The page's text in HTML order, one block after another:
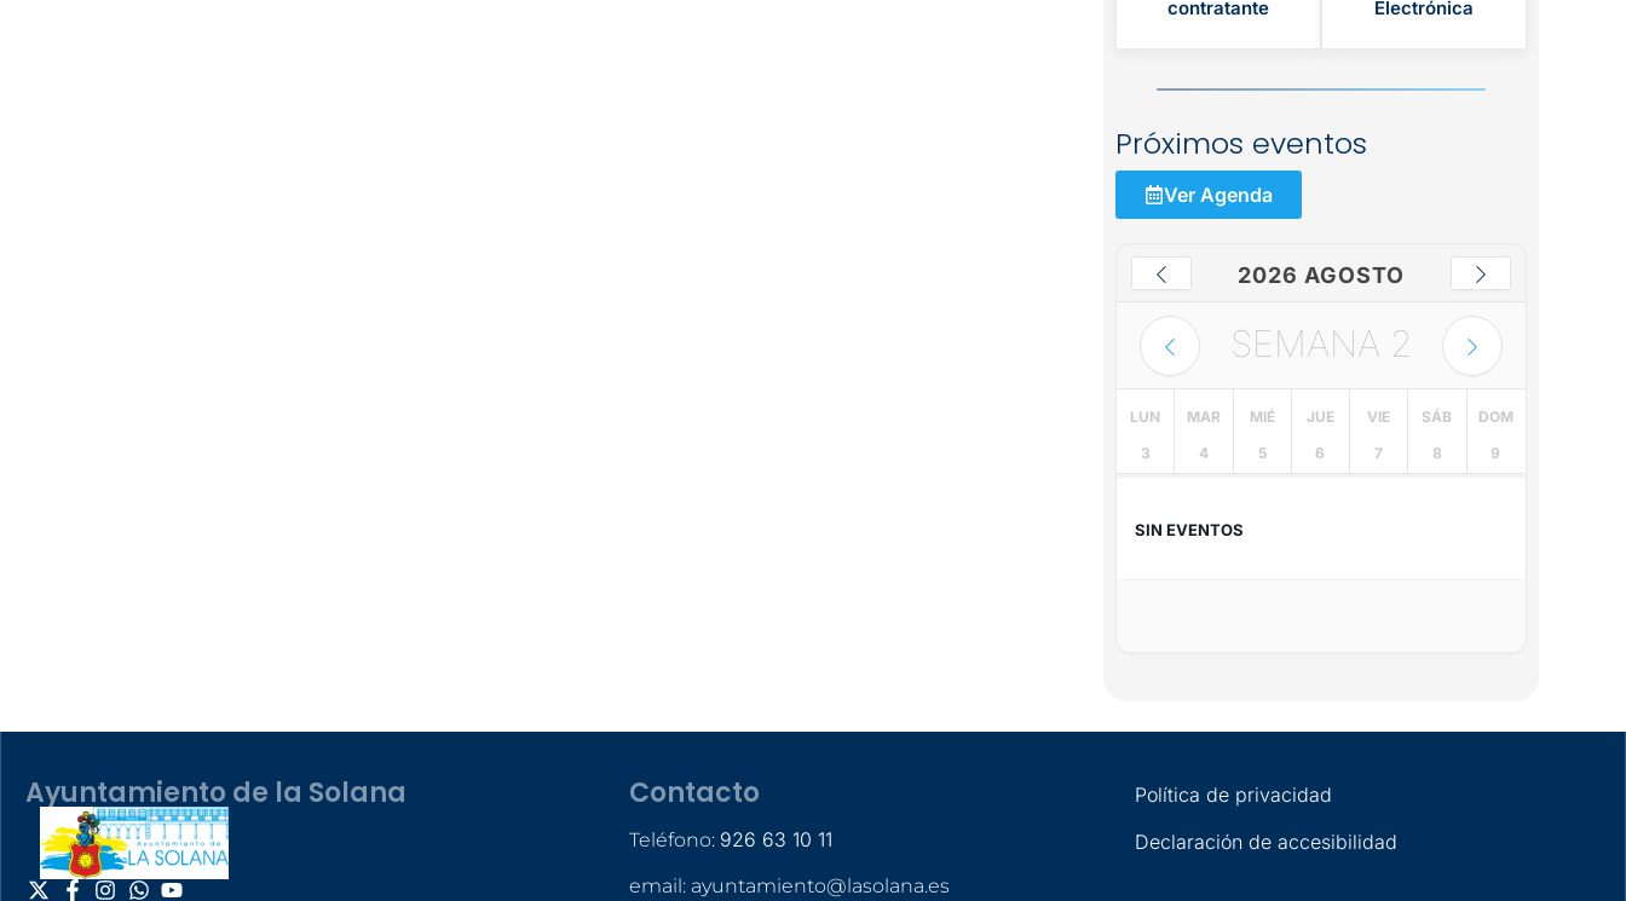
contratante
Electrónica
Próximos eventos
Ver Agenda
2026 AGOSTO
SEMANA 2
LUN
3
MAR
4
MIÉ
5
JUE
6
VIE
7
SÁB
8
DOM
9
SIN EVENTOS
Ayuntamiento de la Solana Contacto
Teléfono: 926 63 10 11
email: ayuntamiento@lasolana.es
Política de privacidad
Declaración de accesibilidad